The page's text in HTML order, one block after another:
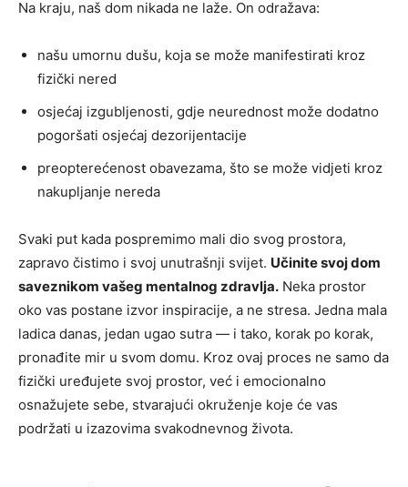
Na kraju, naš dom nikada ne laže. On odražava:
našu umornu dušu, koja se može manifestirati kroz
fizički nered
osjećaj izgubljenosti, gdje neurednost može dodatno
pogoršati osjećaj dezorijentacije
preopterećenost obavezama, što se može vidjeti kroz
nakupljanje nereda
Svaki put kada pospremimo mali dio svog prostora,
zapravo čistimo i svoj unutrašnji svijet. Učinite svoj dom
saveznikom vašeg mentalnog zdravlja. Neka prostor
oko vas postane izvor inspiracije, a ne stresa. Jedna mala
ladica danas, jedan ugao sutra — i tako, korak po korak,
pronađite mir u svom domu. Kroz ovaj proces ne samo da
fizički uređujete svoj prostor, već i emocionalno
osnažujete sebe, stvarajući okruženje koje će vas
podržati u izazovima svakodnevnog života.